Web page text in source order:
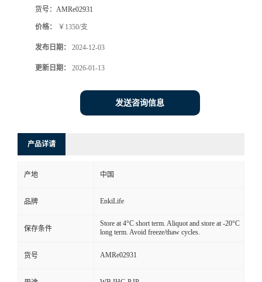
货号： AMRe02931
价格： ￥1350/支
发布日期： 2024-12-03
更新日期： 2026-01-13
发送咨询信息
产品详请
产地 中国
品牌 EnkiLife
保存条件
Store at 4°C short term. Aliquot and store at -20°C
long term. Avoid freeze/thaw cycles.
货号 AMRe02931